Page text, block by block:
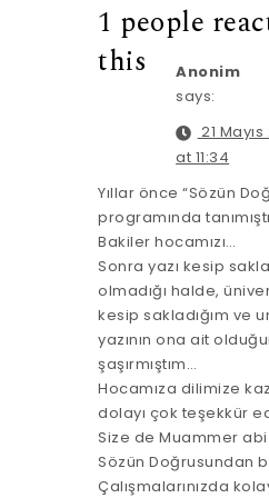
1 people
this
Anonim
says:
21
at 11:34
Yıllar önce “Sözün
programında
Bakiler hocamızı…
Sonra yazı kesip
olmadığı halde,
kesip sakladığım ve
yazının ona ait
şaşırmıştım…
Hocamıza dilimize
dolayı çok teşekkür
Size de Muammer
Sözün Doğrusundan
Çalışmalarınızda